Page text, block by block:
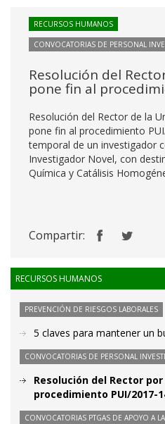
RECURSOS HUMANOS
CONVOCATORIAS DE PERSONAL
Resolución del
pone fin al
Resolución del Rector de la
pone fin al procedimiento
temporal de un investigador
Investigador Novel, con
Química y Catálisis
Compartir:
RECURSOS HUMANOS
PREVENCIÓN DE RIESGOS LABORALES
5 claves para mantener un
CONVOCATORIAS DE PERSONAL
Resolución del Rector
procedimiento PUI/2017-
CONVOCATORIAS PTGAS DE APOYO A